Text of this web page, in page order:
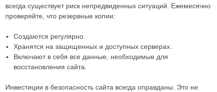
всегда существует риск непредвиденных ситуаций. Ежемесячно
проверяйте, что резервные копии:
Создаются регулярно.
Хранятся на защищенных и доступных серверах.
Включают в себя все данные, необходимые для
восстановления сайта.
Инвестиции в безопасность сайта всегда оправданы. Это не